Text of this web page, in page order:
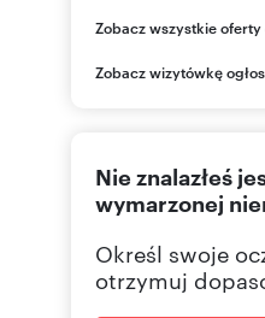
Warszawa
PL
Zobacz wszystkie
Zobacz wizytówkę
Nie znalazłeś
wymarzonej
Określ swoje
otrzymuj